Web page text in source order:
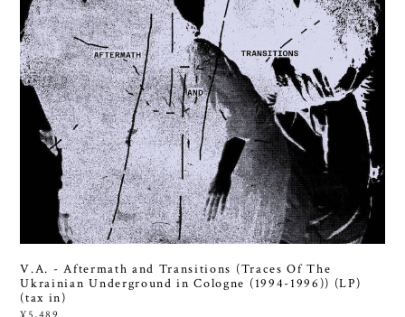
V.A. - Aftermath and Transitions (Traces Of The
Ukrainian Underground in Cologne (1994-1996)) (LP)
(tax in)